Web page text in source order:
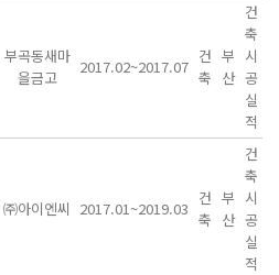
부곡동새마
을금고
2017.02~2017.07
건
축
부
산
건
축
시
공
실
적
㈜아이엔씨 2017.01~2019.03
건
축
부
산
건
축
시
공
실
적